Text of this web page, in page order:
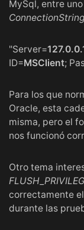
MySql, entre
ConnectionString
"Server=
ID=MSClient;
Para los que
Oracle, esta
misma, pero el
nos funcionó
Otro tema
correctamente
durante las